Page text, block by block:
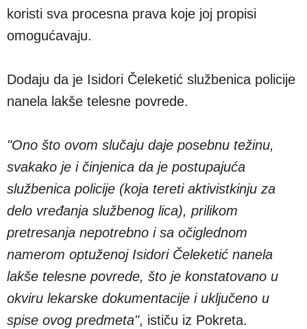
koristi sva procesna prava koje joj propisi
omogućavaju.
Dodaju da je Isidori Čeleketić službenica policije
nanela lakše telesne povrede.
"Ono što ovom slučaju daje posebnu težinu,
svakako je i činjenica da je postupajuća
službenica policije (koja tereti aktivistkinju za
delo vređanja službenog lica), prilikom
pretresanja nepotrebno i sa očiglednom
namerom optuženoj Isidori Čeleketić nanela
lakše telesne povrede, što je konstatovano u
okviru lekarske dokumentacije i uključeno u
spise ovog predmeta", ističu iz Pokreta.